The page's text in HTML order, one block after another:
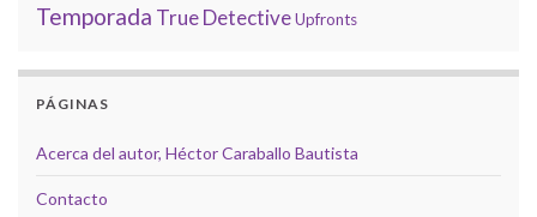
Temporada True DetectiveUpfronts
PÁGINAS
Acerca del autor, Héctor Caraballo Bautista
Contacto